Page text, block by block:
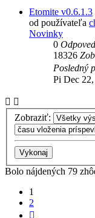
Etomite v0.6.1.3
od používateľa
Novinky
0
18326
Posledný
Pi Dec
Zobraziť:
Bolo nájdených 79
1
2